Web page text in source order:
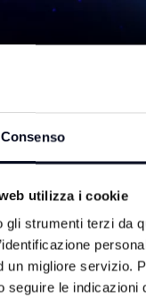
Consenso
utilizza i cookie
gli strumenti terzi da
un migliore servizio.
seguire le indicazioni
BCC - 03/
made
promozione del